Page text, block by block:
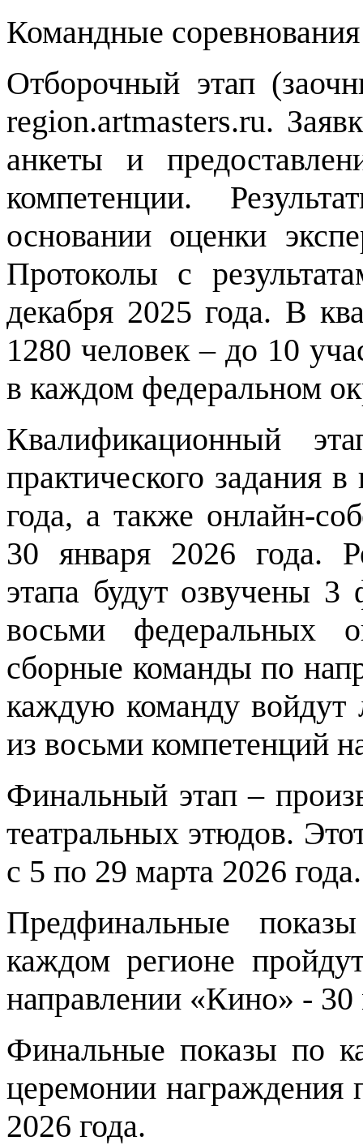
Командные соревнования
Отборочный этап
region.artmasters.ru.
анкеты и
компетенции.
основании оценки
Протоколы с
декабря 2025 года. В
1280 человек – до 10
в каждом федеральном
Квалификационный
практического задания
года, а также онлайн-
30 января 2026 года.
этапа будут озвучены 3
восьми федеральных
сборные команды по
каждую команду войдут
из восьми компетенций
Финальный этап –
театральных этюдов.
с 5 по 29 марта 2026 года.
Предфинальные
каждом регионе
направлении «Кино» - 30
Финальные показы по
церемонии награждения
2026 года.